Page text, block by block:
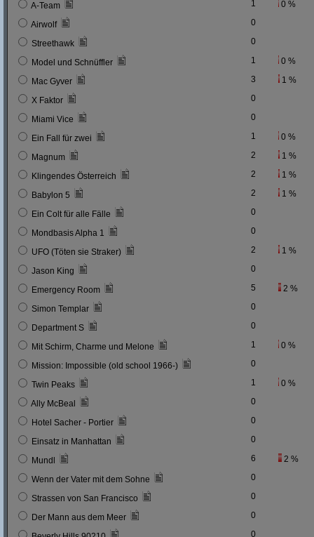
A-Team 1 0 %
Airwolf 0
Streethawk 0
Model und Schnüffler 1 0 %
Mac Gyver 3 1 %
X Faktor 0
Miami Vice 0
Ein Fall für zwei 1 0 %
Magnum 2 1 %
Klingendes Österreich 2 1 %
Babylon 5 2 1 %
Ein Colt für alle Fälle 0
Mondbasis Alpha 1 0
UFO (Töten sie Straker) 2 1 %
Jason King 0
Emergency Room 5 2 %
Simon Templar 0
Department S 0
Mit Schirm, Charme und Melone 1 0 %
Mission: Impossible (old school 1966-) 0
Twin Peaks 1 0 %
Ally McBeal 0
Hotel Sacher - Portier 0
Einsatz in Manhattan 0
Mundl 6 2 %
Wenn der Vater mit dem Sohne 0
Strassen von San Francisco 0
Der Mann aus dem Meer 0
0